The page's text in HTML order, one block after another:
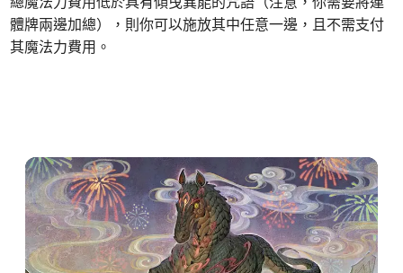
體牌兩邊加總），則你可以施放其中任意一邊，且不需支付
其魔法力費用。